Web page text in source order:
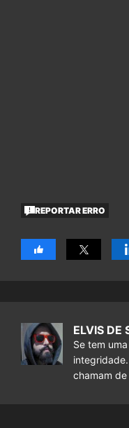
REPORTAR ERRO
ELVIS DE
Se tem
chamam de